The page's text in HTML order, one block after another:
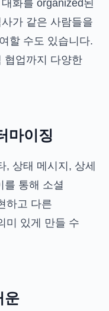
화를 organized된
가 같은 사람들을
할 수도 있습니다.
협업까지 다양한
마이징
, 상태 메시지, 상세
를 통해 소셜
하고 다른
미 있게 만들 수
운